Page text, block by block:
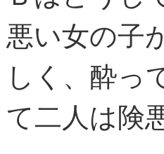
悪い女の子
しく、酔っ
て二人は険